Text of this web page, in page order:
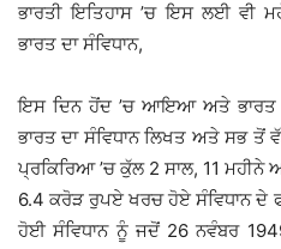
ਭਾਰਤੀ ਇਤਿਹਾਸ ’ਚ ਇਸ ਲਈ ਵੀ
ਭਾਰਤ ਦਾ ਸੰਵਿਧਾਨ,
ਇਸ ਦਿਨ ਹੋਂਦ ’ਚ ਆਇਆ ਅਤੇ
ਭਾਰਤ ਦਾ ਸੰਵਿਧਾਨ ਲਿਖਤ ਅਤੇ ਸਭ ਤੋਂ
ਪ੍ਰਕਿਰਿਆ ’ਚ ਕੁੱਲ 2 ਸਾਲ, 11
6.4 ਕਰੋੜ ਰੁਪਏ ਖਰਚ ਹੋਏ ਸੰਵਿਧਾਨ ਦੇ
ਹੋਈ ਸੰਵਿਧਾਨ ਨੂੰ ਜਦੋਂ 26 ਨਵੰਬਰ